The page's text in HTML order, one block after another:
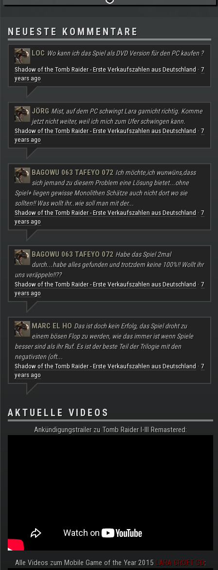
NEUESTE KOMMENTARE
LOC Wo kann ich das Spiel als DVD Version für den PC kaufen ?
Shadow of the Tomb Raider - Erste Verkaufszahlen aus Deutschland · 7
years ago
JÖRG Mist, auf dem PC schwingt Lara garnicht richtig. Komme
jetzt nicht weiter, weil ich mich zum Ufer schwingen kann.
Shadow of the Tomb Raider - Erste Verkaufszahlen aus Deutschland · 7
years ago
BAGOWU 063 TAFEYO 072 Ich möchte,ich wunwüns,dass
sich jemand zu diesem Problem eine Lösung bietet...ohne
Spiel+ liegen gewisse Monolithen Schätze auch nicht dort wo sie
sollten!! Was wollt ihr..wie soll man mit der...
Shadow of the Tomb Raider - Erste Verkaufszahlen aus Deutschland · 7
years ago
BAGOWU 063 TAFEYO 072 Habe das Spiel 2mal
durch...habe alles gefunden und trotzdem keine 100%!! Wollt ihr
uns veräppeln!!??
Shadow of the Tomb Raider - Erste Verkaufszahlen aus Deutschland · 7
years ago
MARC EL HO Das ist doch kein Erfolg, das Spiel droht zu
einem bösen Flop zu werden, wie das immer ist wenn Spiele
besser sind als ihr Ruf. Es ist der beste Teil der Trilogie mit den
negativsten (oft...
Shadow of the Tomb Raider - Erste Verkaufszahlen aus Deutschland · 7
years ago
AKTUELLE VIDEOS
Ankündigungstrailer zu Tomb Raider I-III Remastered:
Alle Videos zum Mobile Game of the Year 2015 LARA CROFT GO: